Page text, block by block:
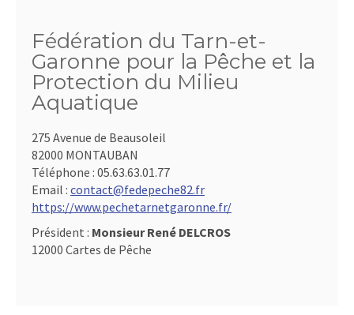
Fédération du Tarn-et-
Garonne pour la Pêche et la
Protection du Milieu
Aquatique
275 Avenue de Beausoleil
82000 MONTAUBAN
Téléphone : 05.63.63.01.77
Email : contact@fedepeche82.fr
https://www.pechetarnetgaronne.fr/
Président : Monsieur René DELCROS
12000 Cartes de Pêche